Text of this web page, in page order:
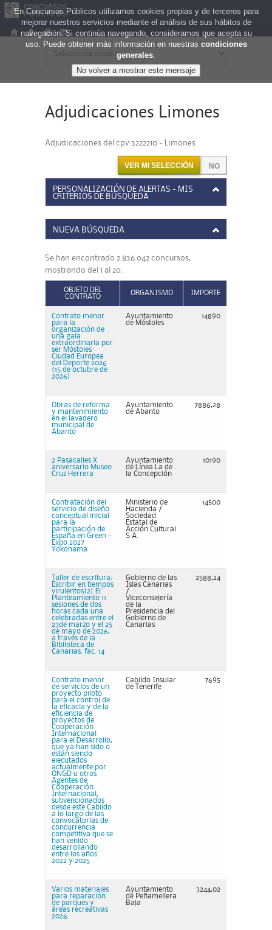
Adjudicaciones Limones
Adjudicaciones del cpv 3222210 - Limones
VER MI SELECCIÓN
PERSONALIZACIÓN DE ALERTAS - MIS
CRITERIOS DE BÚSQUEDA
NUEVA BÚSQUEDA
Se han encontrado 2.836.042 concursos,
mostrando del 1 al 20.
OBJETO DEL
CONTRATO
ORGANISMO IMPORTE
Contrato menor
para la
organización de
una gala
extraordinaria por
ser Móstoles
Ciudad Europea
del Deporte 2026
(15 de octubre de
2026)
Ayuntamiento
de Móstoles
14890
Obras de reforma
y mantenimiento
en el lavadero
municipal de
Abanto
Ayuntamiento
de Abanto
7886,28
2 Pasacalles X
aniversario Museo
Cruz Herrera
Ayuntamiento
de Línea La de
la Concepción
10190
Contratación del
servicio de diseño
conceptual inicial
para la
participación de
España en Green -
Expo 2027
Yokohama
Ministerio de
Hacienda /
Sociedad
Estatal de
Acción Cultural
S.A.
14500
Taller de escritura:
Escribir en tiempos
virulentos(2) El
Planteamiento 11
sesiones de dos
horas cada una
celebradas entre el
23de marzo y el 25
de mayo de 2026,
a través de la
Biblioteca de
Canarias. fac. 14
Gobierno de las
Islas Canarias
/
Viceconsejería
de la
Presidencia del
Gobierno de
Canarias
2588,24
Contrato menor
de servicios de un
proyecto piloto
para el control de
la eficacia y de la
eficiencia de
proyectos de
Cooperación
Internacional
para el Desarrollo,
que ya han sido o
están siendo
ejecutados
actualmente por
ONGD u otros
Agentes de
Cooperación
Internacional,
subvencionados
desde este Cabildo
a lo largo de las
convocatorias de
concurrencia
competitiva que se
han venido
desarrollando
entre los años
2022 y 2025
Cabildo Insular
de Tenerife
7695
Varios materiales
para reparación
de parques y
áreas recreativas
2026
Ayuntamiento
de Peñamellera
Baja
3244,02
En Concursos Públicos utilizamos cookies propias y de terceros para
mejorar nuestros servicios mediante el análisis de sus hábitos de
navegación. Si continúa navegando, consideramos que acepta su
uso. Puede obtener más información en nuestras condiciones
generales.